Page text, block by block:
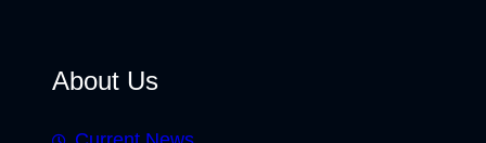
About Us